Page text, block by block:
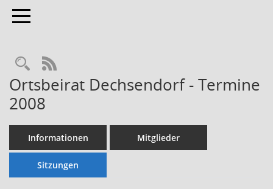
Toggle navigation
Rechercheauswahl
RSS-Feed
Ortsbeirat Dechsendorf - Termine
2008
Informationen Mitglieder
Sitzungen